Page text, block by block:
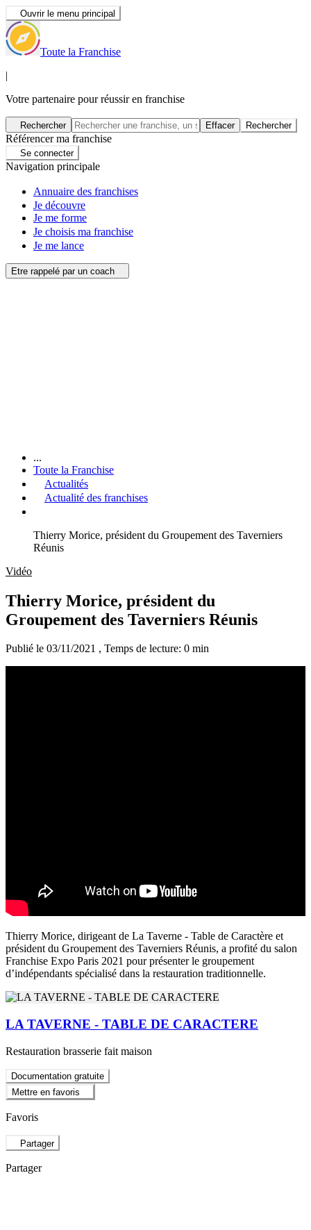
Ouvrir le menu principal
Toute la Franchise
|
Votre partenaire pour réussir en franchise
Rechercher Effacer Rechercher
Référencer ma franchise
Se connecter
Navigation principale
Annuaire des franchises
Je découvre
Je me forme
Je choisis ma franchise
Je me lance
Etre rappelé par un coach
...
Toute la Franchise
Actualités
Actualité des franchises
Thierry Morice, président du Groupement des Taverniers
Réunis
Vidéo
Thierry Morice, président du
Groupement des Taverniers Réunis
Publié le 03/11/2021 , Temps de lecture: 0 min
Thierry Morice, dirigeant de La Taverne - Table de Caractère et
président du Groupement des Taverniers Réunis, a profité du salon
Franchise Expo Paris 2021 pour présenter le groupement
d’indépendants spécialisé dans la restauration traditionnelle.
LA TAVERNE - TABLE DE CARACTERE
Restauration brasserie fait maison
Documentation gratuite
Mettre en favoris
Favoris
Partager
Partager